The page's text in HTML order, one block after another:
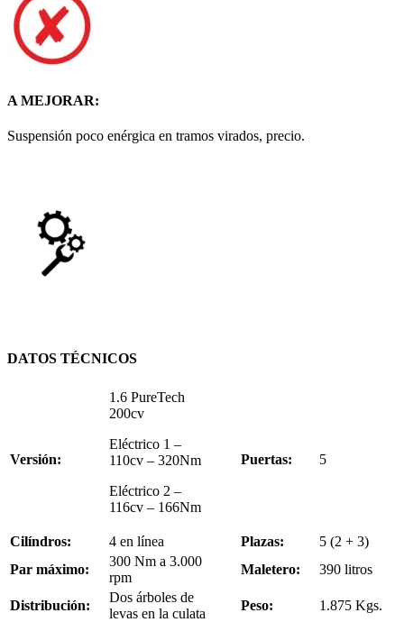
A MEJORAR:
Suspensión poco enérgica en tramos virados, precio.
DATOS TÉCNICOS
Versión:
1.6 PureTech
200cv
Eléctrico 1 –
110cv – 320Nm
Eléctrico 2 –
116cv – 166Nm
Puertas: 5
Cilíndros: 4 en línea Plazas:
5 (2 + 3)
Par máximo:
300 Nm a 3.000
rpm
Maletero: 390 litros
Distribución:
Dos árboles de
levas en la culata
Peso: 1.875 Kgs.